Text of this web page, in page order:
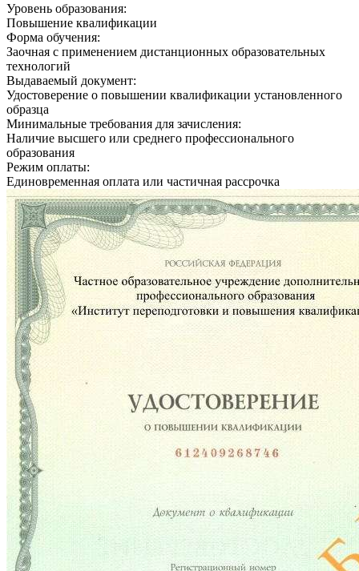
Уровень образования:
Повышение квалификации
Форма обучения:
Заочная с применением дистанционных образовательных
технологий
Выдаваемый документ:
Удостоверение о повышении квалификации установленного
образца
Минимальные требования для зачисления:
Наличие высшего или среднего профессионального
образования
Режим оплаты:
Единовременная оплата или частичная рассрочка